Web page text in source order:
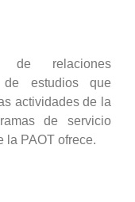
relaciones
de estudios que
actividades de la
de servicio
la PAOT ofrece.